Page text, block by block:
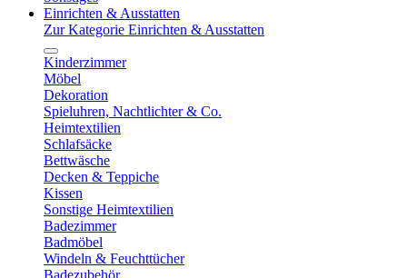
Einrichten & Ausstatten
Zur Kategorie Einrichten & Ausstatten
Kinderzimmer
Möbel
Dekoration
Spieluhren, Nachtlichter & Co.
Heimtextilien
Schlafsäcke
Bettwäsche
Decken & Teppiche
Kissen
Sonstige Heimtextilien
Badezimmer
Badmöbel
Windeln & Feuchttücher
Badezubehör